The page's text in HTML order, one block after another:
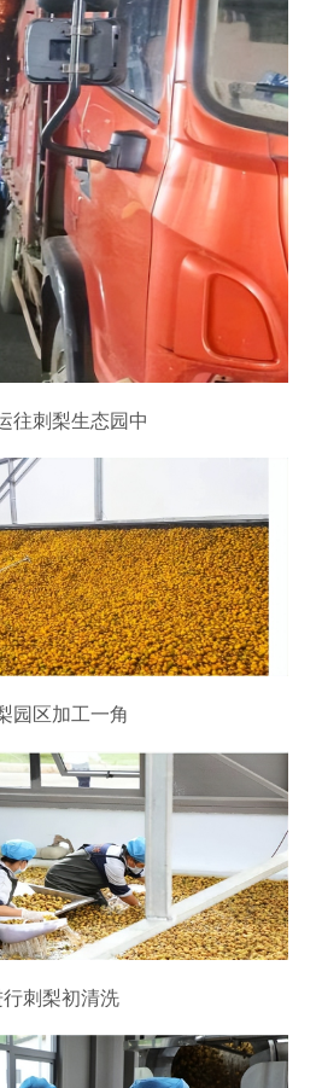
往刺梨生态园中
园区加工一角
刺梨初清洗